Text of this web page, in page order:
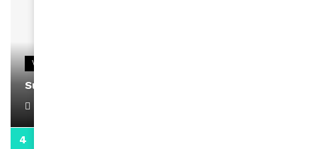
VIDEOS
Support Black Business Wee-kend